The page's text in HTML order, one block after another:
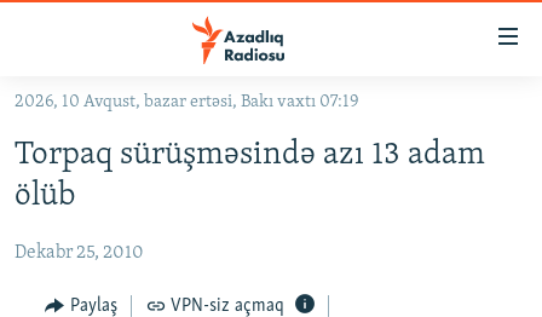
Əsas
qayıt
Əsas
qayıt
#İZAHLA
#ƏSLINDƏ
FƏRQƏ BAX
2026, 10 Avqust, bazar ertəsi, Bakı vaxtı 07:19
Torpaq sürüşməsində azı 13 adam
ölüb
Dekabr 25, 2010
Paylaş VPN-siz açmaq